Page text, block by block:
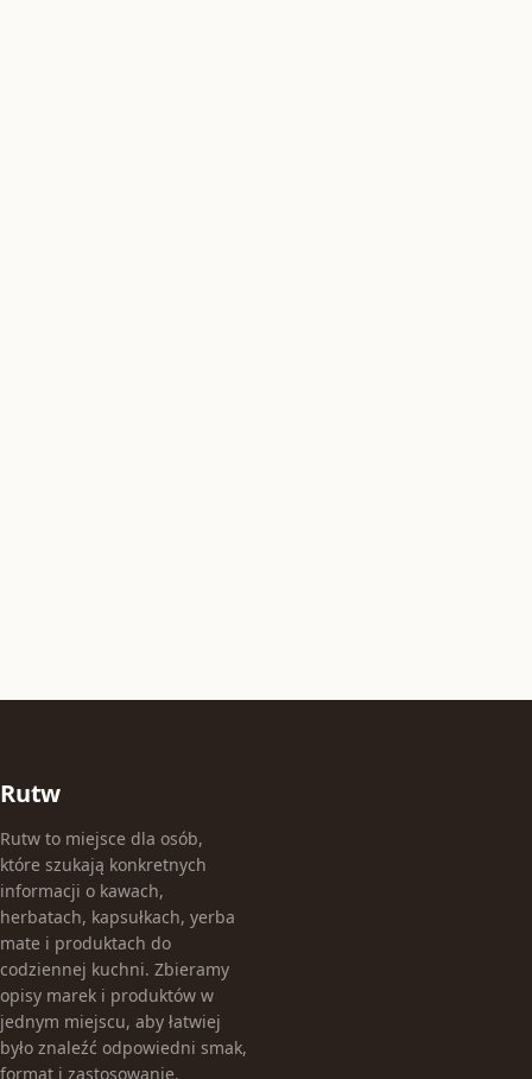
Rutw
Rutw to miejsce dla osób,
które szukają konkretnych
informacji o kawach,
herbatach, kapsułkach, yerba
mate i produktach do
codziennej kuchni. Zbieramy
opisy marek i produktów w
jednym miejscu, aby łatwiej
było znaleźć odpowiedni smak,
format i zastosowanie.